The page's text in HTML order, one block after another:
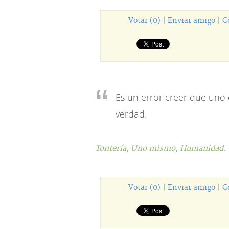
Votar (0) Enviar amigo
Es un error creer que
verdad.
Tontería, Uno mismo, Humanidad.
Votar (0) Enviar amigo